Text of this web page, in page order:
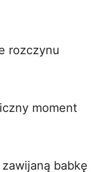
rozczynu
moment
zawijaną babkę